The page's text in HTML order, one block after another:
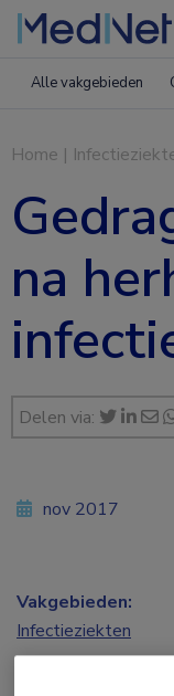
Alle vakgebieden
Home |
na
Delen via:
nov 2017
Vakgebieden:
Infectieziekten